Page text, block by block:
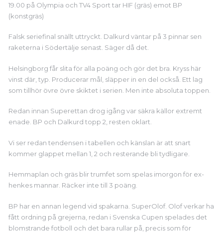
19.00 på Olympia och TV4 Sport tar HIF (gräs) emot BP
(konstgräs)
Falsk seriefinal snällt uttryckt. Dalkurd väntar på 3 pinnar sen
raketerna i Södertälje senast. Säger då det.
Helsingborg får slita för alla poäng och gör det bra. Kryss här
vinst där, typ. Producerar mål, släpper in en del också. Ett lag
som tillhör övre övre skiktet i serien. Men inte absoluta toppen.
Redan innan Superettan drog igång var säkra källor extremt
enade. BP och Dalkurd topp 2, resten oklart.
Vi ser redan tendensen i tabellen och känslan är att snart
kommer glappet mellan 1, 2 och resterande bli tydligare.
Hemmaplan och gräs blir trumfet som spelas imorgon för ex-
henkes mannar. Räcker inte till 3 poäng.
BP har en annan legend vid spakarna. SuperOlof. Olof verkar ha
fått ordning på grejerna, redan i Svenska Cupen spelades det
blomstrande fotboll och det bara rullar på, precis som för